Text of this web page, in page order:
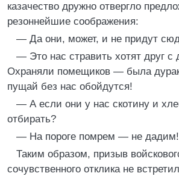
казачество дружно отвергло
резоннейшие соображения:
— Да они, может, и не придут
— Это нас стравить хотят друг
Охраняли помещиков — была
пущай без нас обойдутся!
— А если они у нас скотину и
отбирать?
— На пороге помрем — не дадим!
Таким образом, призыв
сочувственного отклика не